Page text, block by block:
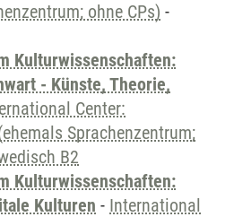
ohne CPs) -
Kulturwissenschaften:
- Künste, Theorie,
Center:
Sprachenzentrum;
B2
Kulturwissenschaften:
Kulturen - International